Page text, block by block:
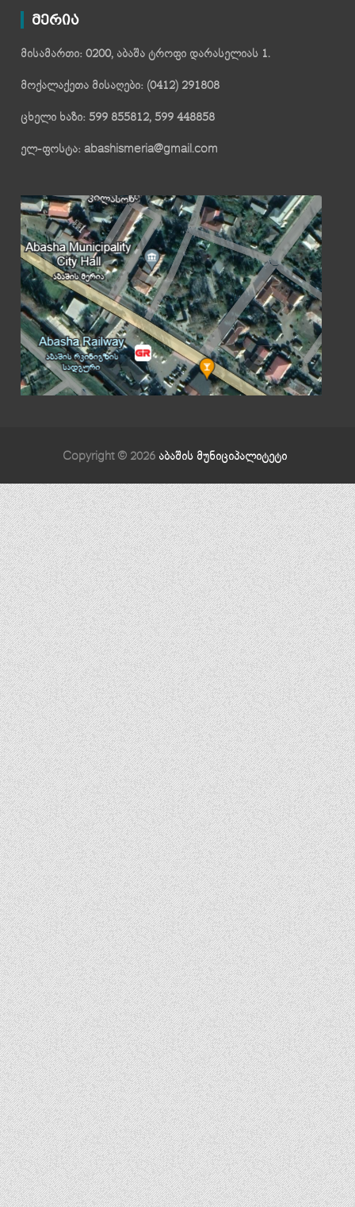
მერია
მისამართი: 0200, აბაშა ტროფი დარასელიას 1.
მოქალაქეთა მისაღები: (0412) 291808
ცხელი ხაზი: 599 855812, 599 448858
ელ-ფოსტა: abashismeria@gmail.com
Copyright © 2026 აბაშის მუნიციპალიტეტი